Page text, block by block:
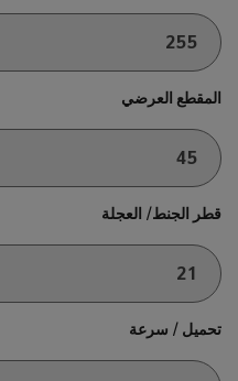
المقطع العرضي
قطر الجنط/ العجلة
تحميل / سرعة